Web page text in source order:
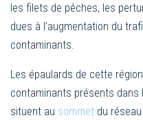
les filets de pêches, les
dues à l’augmentation du
contaminants.
Les épaulards de cette
contaminants présents dans
situent au sommet du